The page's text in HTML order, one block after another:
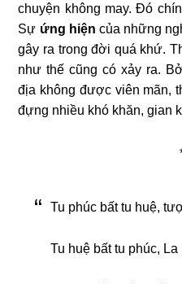
chuyện không may. Đó
Sự ứng hiện của những
gây ra trong đời quá khứ.
như thế cũng có xảy ra.
địa không được viên mãn,
đựng nhiều khó khăn, gian
Tu phúc bất tu huệ,
Tu huệ bất tu phúc,